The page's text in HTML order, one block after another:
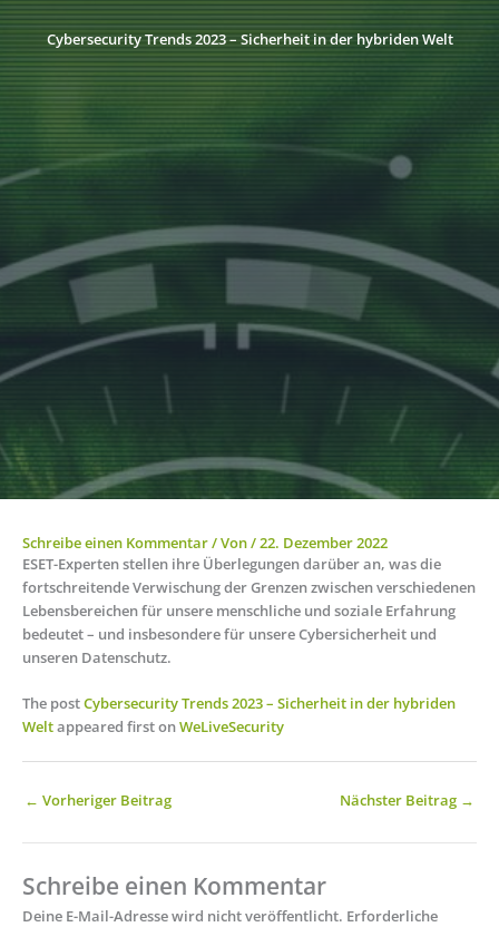
Cybersecurity Trends 2023 – Sicherheit in der hybriden Welt
Schreibe einen Kommentar/ Von/22. Dezember 2022
ESET-Experten stellen ihre Überlegungen darüber an, was die
fortschreitende Verwischung der Grenzen zwischen verschiedenen
Lebensbereichen für unsere menschliche und soziale Erfahrung
bedeutet – und insbesondere für unsere Cybersicherheit und
unseren Datenschutz.
The postCybersecurity Trends 2023 – Sicherheit in der hybriden
Weltappeared first onWeLiveSecurity
← Vorheriger Beitrag Nächster Beitrag →
Schreibe einen Kommentar
Deine E-Mail-Adresse wird nicht veröffentlicht. Erforderliche